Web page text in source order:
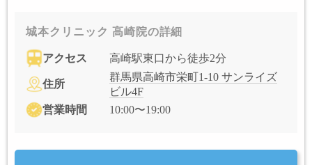
城本クリニック 高崎院の詳細
アクセス 高崎駅東口から徒歩2分
住所
群馬県高崎市栄町1-10 サンライズ
ビル4F
営業時間
10:00〜19:00